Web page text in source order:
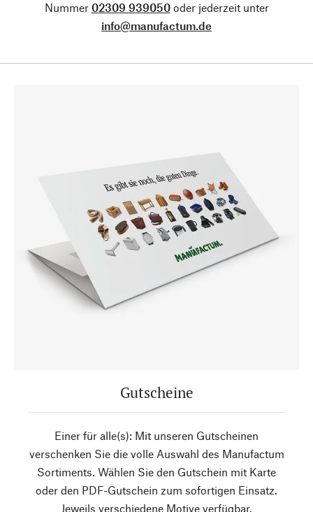
Nummer 02309 939050oder jederzeit unter
info@manufactum.de
Gutscheine
Einer für alle(s): Mit unseren Gutscheinen
verschenken Sie die volle Auswahl des Manufactum
Sortiments. Wählen Sie den Gutschein mit Karte
oder den PDF-Gutschein zum sofortigen Einsatz.
Jeweils verschiedene Motive verfügbar.